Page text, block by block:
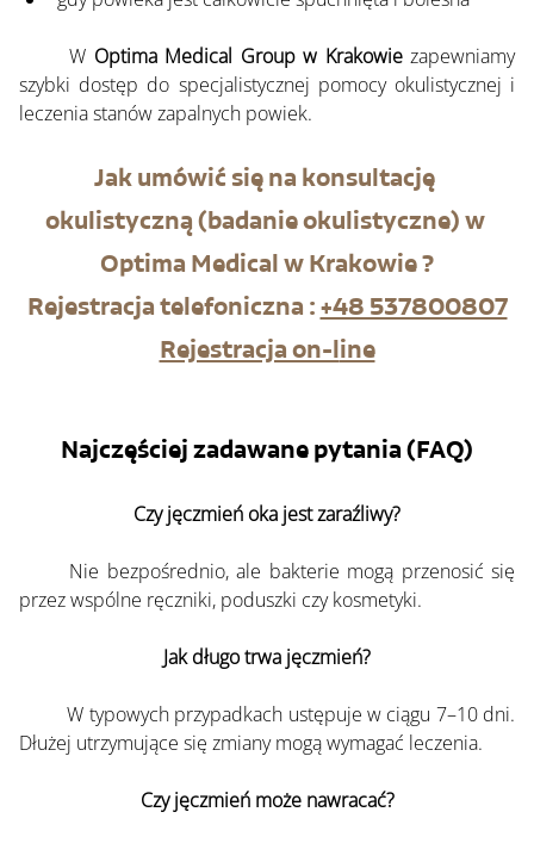
	W
Optima Medical Group w Krakowie zapewniamy
szybki dostęp do specjalistycznej pomocy okulistycznej i
leczenia stanów zapalnych powiek.
Jak umówić się na konsultację
okulistyczną (badanie okulistyczne) w
Optima Medical w Krakowie ?
Rejestracja telefoniczna : +48 537800807
Rejestracja on-line
Najczęściej zadawane pytania (FAQ)
Czy jęczmień oka jest zaraźliwy?
przez wspólne ręczniki, poduszki czy kosmetyki.
Jak długo trwa jęczmień?
	W typowych przypadkach ustępuje w ciągu 7–10 dni.
Dłużej utrzymujące się zmiany mogą wymagać leczenia.
Czy jęczmień może nawracać?